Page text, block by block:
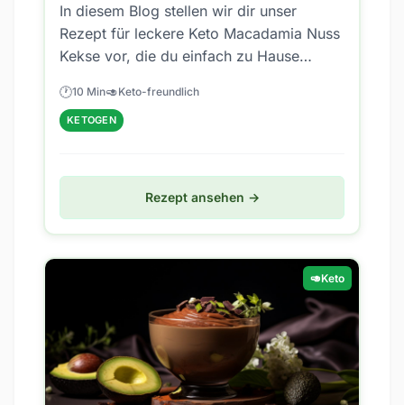
In diesem Blog stellen wir dir unser
Rezept für leckere Keto Macadamia Nuss
Kekse vor, die du einfach zu Hause
🕐10 Min🥑Keto-freundlich
KETOGEN
Rezept ansehen →
🥑Keto